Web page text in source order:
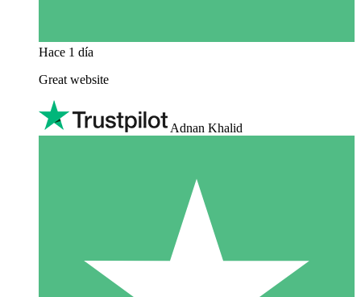
Hace 1 día
Great website
Adnan Khalid